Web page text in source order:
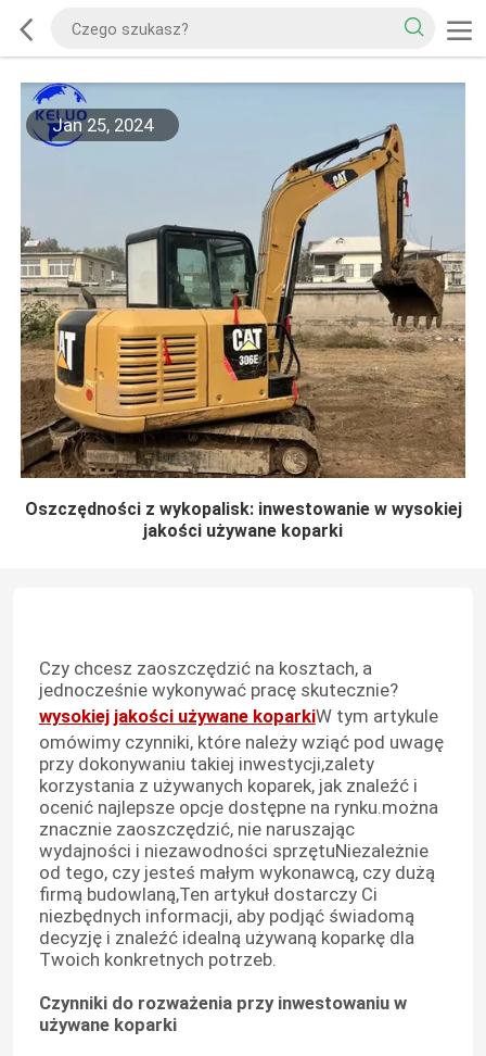
Jan 25, 2024
Oszczędności z wykopalisk: inwestowanie w wysokiej
jakości używane koparki
Czy chcesz zaoszczędzić na kosztach, a
jednocześnie wykonywać pracę skutecznie?
wysokiej jakości używane koparkiW tym artykule
omówimy czynniki, które należy wziąć pod uwagę
przy dokonywaniu takiej inwestycji,zalety
korzystania z używanych koparek, jak znaleźć i
ocenić najlepsze opcje dostępne na rynku.można
znacznie zaoszczędzić, nie naruszając
wydajności i niezawodności sprzętuNiezależnie
od tego, czy jesteś małym wykonawcą, czy dużą
firmą budowlaną,Ten artykuł dostarczy Ci
niezbędnych informacji, aby podjąć świadomą
decyzję i znaleźć idealną używaną koparkę dla
Twoich konkretnych potrzeb.
Czynniki do rozważenia przy inwestowaniu w
używane koparki